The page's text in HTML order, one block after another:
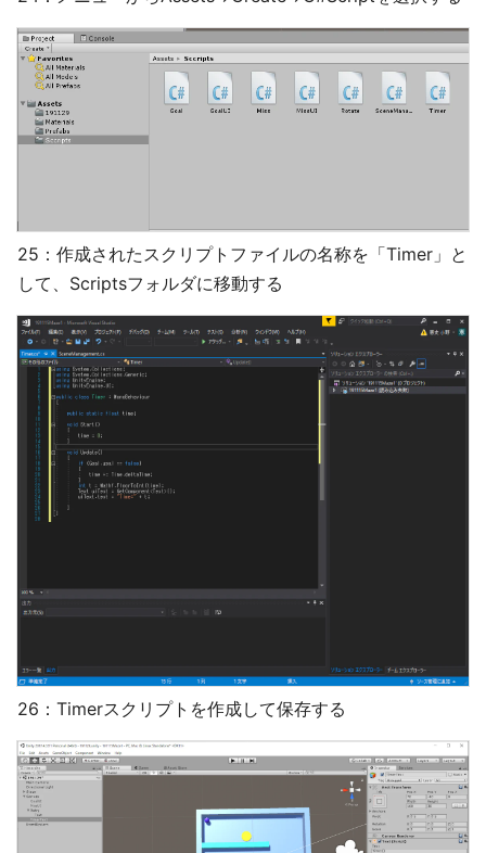
25：作成されたスクリプトファイルの名称を「Timer」と
して、Scriptsフォルダに移動する
26：Timerスクリプトを作成して保存する